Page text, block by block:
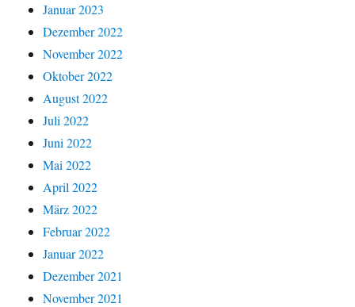
Januar 2023
Dezember 2022
November 2022
Oktober 2022
August 2022
Juli 2022
Juni 2022
Mai 2022
April 2022
März 2022
Februar 2022
Januar 2022
Dezember 2021
November 2021